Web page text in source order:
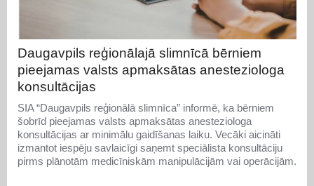
Daugavpils reģionālajā slimnīcā bērniem
pieejamas valsts apmaksātas anesteziologa
konsultācijas
SIA “Daugavpils reģionālā slimnīca” informē, ka bērniem
šobrīd pieejamas valsts apmaksātas anesteziologa
konsultācijas ar minimālu gaidīšanas laiku. Vecāki aicināti
izmantot iespēju savlaicīgi saņemt speciālista konsultāciju
pirms plānotām medicīniskām manipulācijām vai operācijām.